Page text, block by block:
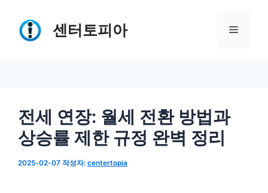
센터토피아 메
전세 연장: 월세 전환 방법과
상승률 제한 규정 완벽 정리
2025-02-07 작성자: centertopia